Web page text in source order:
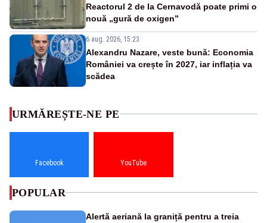
Reactorul 2 de la Cernavodă poate primi o
nouă „gură de oxigen”
6 aug. 2026, 15:23
Alexandru Nazare, veste bună: Economia
României va crește în 2027, iar inflația va
scădea
URMĂREȘTE-NE PE
Facebook YouTube
POPULAR
Alertă aeriană la graniță pentru a treia